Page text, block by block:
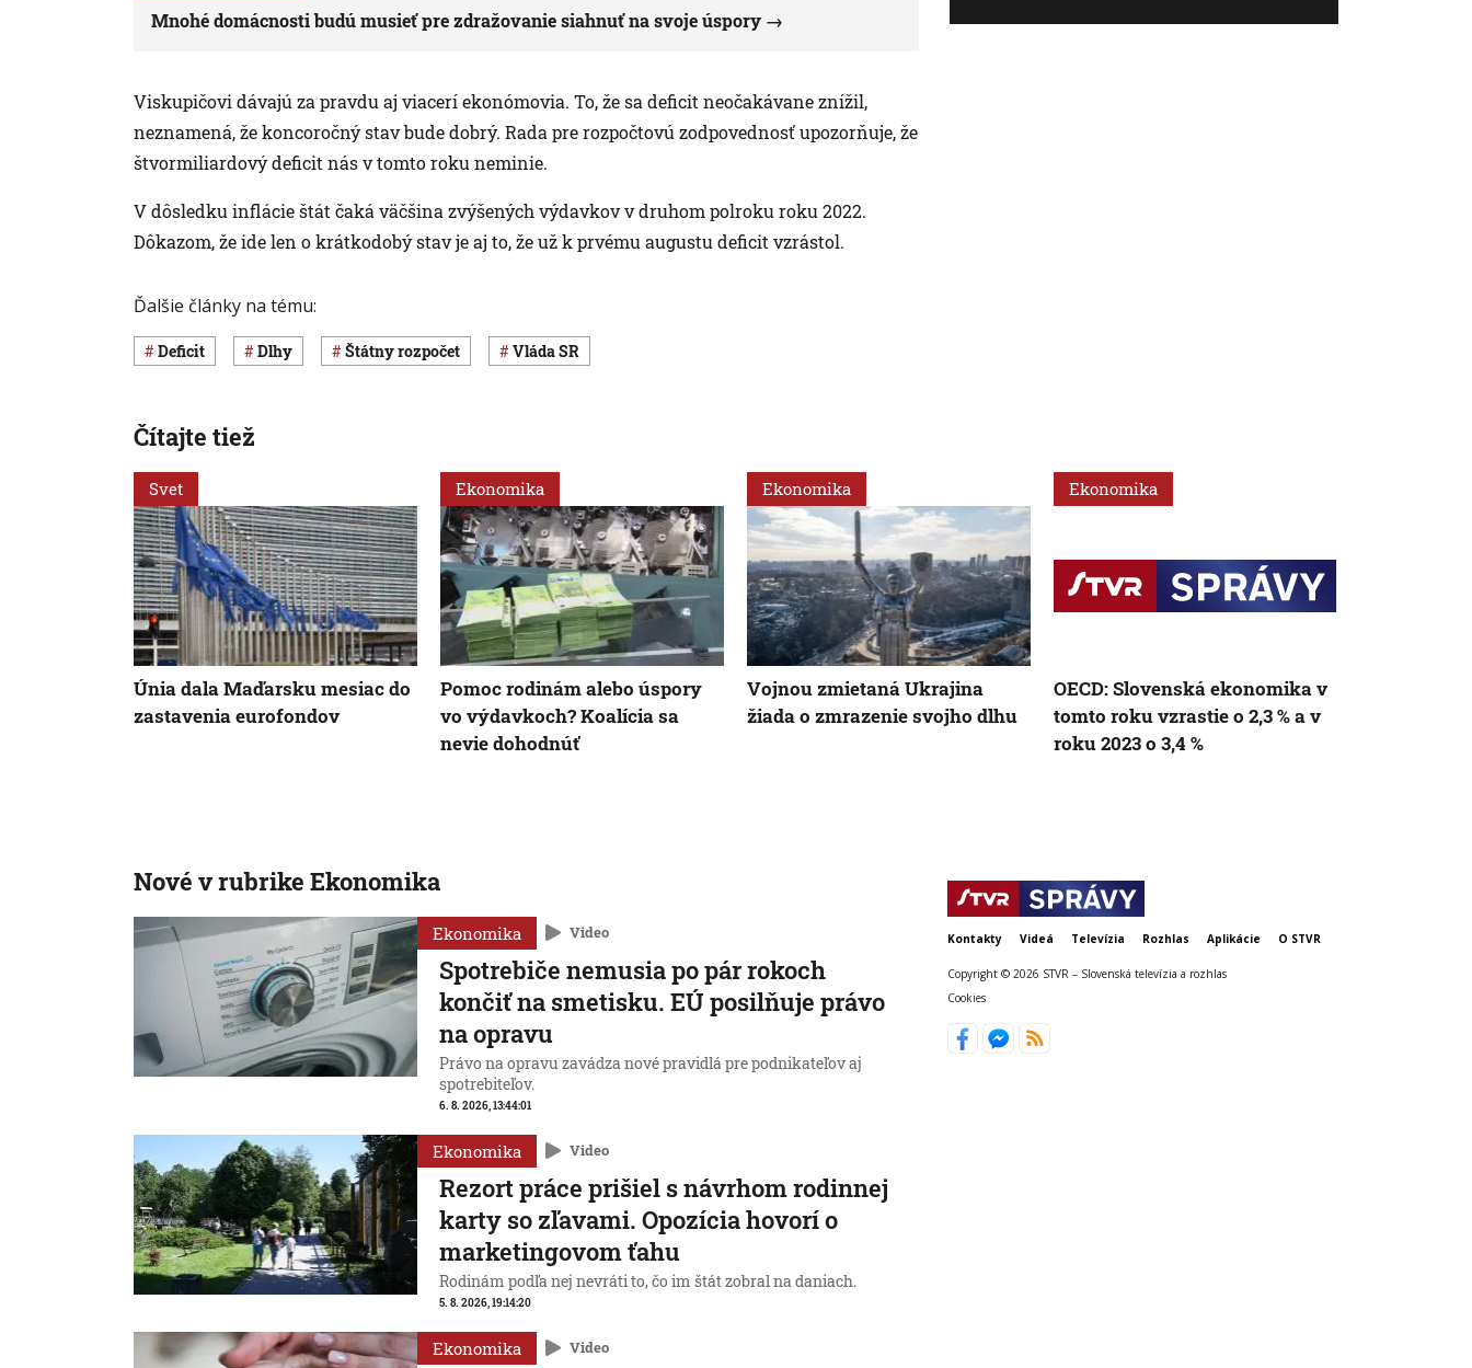
Mnohé domácnosti budú musieť pre zdražovanie siahnuť na svoje úspory
Viskupičovi dávajú za pravdu aj viacerí ekonómovia. To, že sa deficit neočakávane znížil,
neznamená, že koncoročný stav bude dobrý. Rada pre rozpočtovú zodpovednosť upozorňuje, že
štvormiliardový deficit nás v tomto roku neminie.
V dôsledku inflácie štát čaká väčšina zvýšených výdavkov v druhom polroku roku 2022.
Dôkazom, že ide len o krátkodobý stav je aj to, že už k prvému augustu deficit vzrástol.
Ďalšie články na tému:
deficit dlhy štátny rozpočet vláda SR
Čítajte tiež
Svet
Únia dala Maďarsku mesiac do
zastavenia eurofondov
Ekonomika
Pomoc rodinám alebo úspory
vo výdavkoch? Koalícia sa
nevie dohodnúť
Ekonomika
Vojnou zmietaná Ukrajina
žiada o zmrazenie svojho dlhu
Ekonomika
OECD: Slovenská ekonomika v
tomto roku vzrastie o 2,3 % a v
roku 2023 o 3,4 %
Nové v rubrike Ekonomika
Ekonomika Video
Spotrebiče nemusia po pár rokoch
končiť na smetisku. EÚ posilňuje právo
na opravu
Právo na opravu zavádza nové pravidlá pre podnikateľov aj
spotrebiteľov.
6. 8. 2026, 13:44:01
Ekonomika Video
Rezort práce prišiel s návrhom rodinnej
karty so zľavami. Opozícia hovorí o
marketingovom ťahu
Rodinám podľa nej nevráti to, čo im štát zobral na daniach.
5. 8. 2026, 19:14:20
Ekonomika Video
Kontakty Videá Televízia Rozhlas Aplikácie O STVR
Copyright © 2026 STVR – Slovenská televízia a rozhlas
Cookies